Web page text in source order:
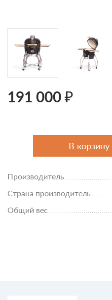
191 000 ₽
В корзину
Производитель
Страна производитель
Общий вес